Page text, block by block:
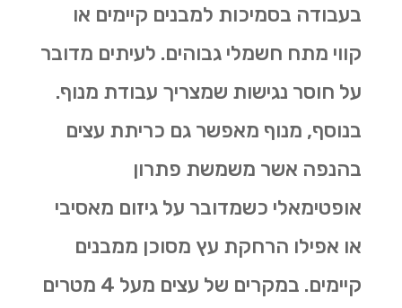
בעבודה בסמיכות למבנים קיימים או
קווי מתח חשמלי גבוהים. לעיתים מדובר
על חוסר נגישות שמצריך עבודת מנוף.
בנוסף, מנוף מאפשר גם כריתת עצים
בהנפה אשר משמשת פתרון
אופטימאלי כשמדובר על גיזום מאסיבי
או אפילו הרחקת עץ מסוכן ממבנים
קיימים. במקרים של עצים מעל 4 מטרים